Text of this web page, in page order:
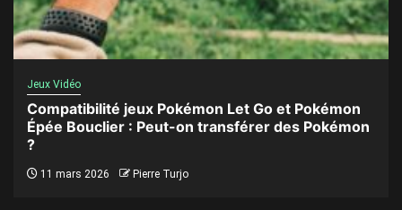
Jeux Vidéo
Compatibilité jeux Pokémon Let Go et Pokémon
Épée Bouclier : Peut-on transférer des Pokémon
?
11 mars 2026 Pierre Turjo